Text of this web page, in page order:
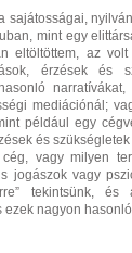
sajátosságai,
mint egy
az volt
érzések és
mediációnál;
például egy
és
vagy milyen
jogászok vagy
tekintsünk,
ezek nagyon